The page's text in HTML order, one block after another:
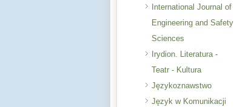
International Journal of
Engineering and Safety
Sciences
Irydion. Literatura -
Teatr - Kultura
Językoznawstwo
Język w Komunikacji